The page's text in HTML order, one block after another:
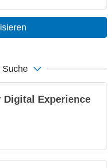
Suche
Digital Experience